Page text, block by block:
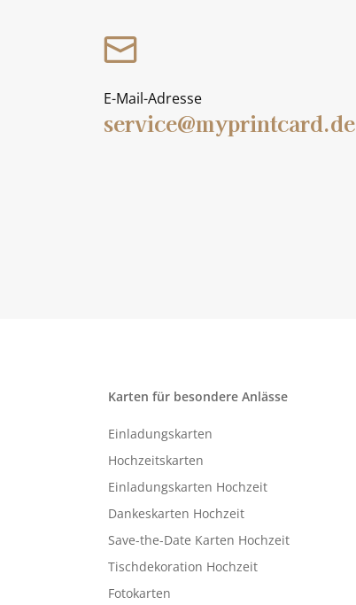
E-Mail-Adresse
service@myprintcard.de
Karten für besondere Anlässe
Einladungskarten
Hochzeitskarten
Einladungskarten Hochzeit
Dankeskarten Hochzeit
Save-the-Date Karten Hochzeit
Tischdekoration Hochzeit
Fotokarten